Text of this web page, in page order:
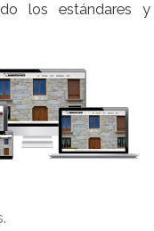
los estándares y